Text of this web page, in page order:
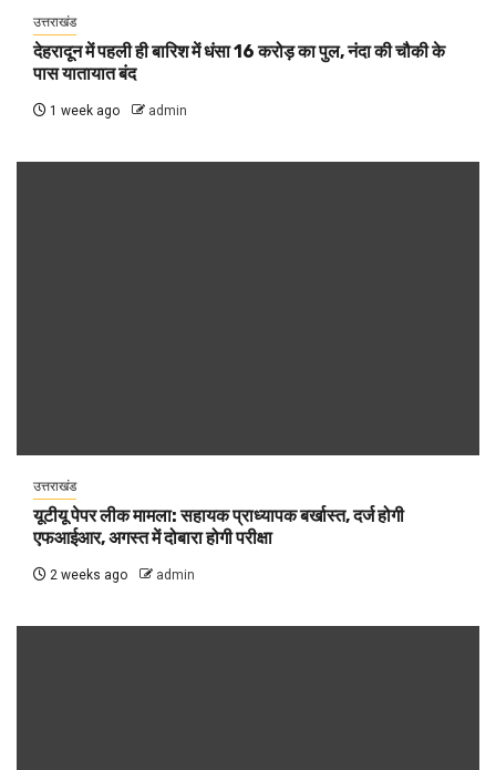
उत्तराखंड
देहरादून में पहली ही बारिश में धंसा 16 करोड़ का पुल, नंदा की चौकी के
पास यातायात बंद
1 week ago admin
उत्तराखंड
यूटीयू पेपर लीक मामला: सहायक प्राध्यापक बर्खास्त, दर्ज होगी
एफआईआर, अगस्त में दोबारा होगी परीक्षा
2 weeks ago admin